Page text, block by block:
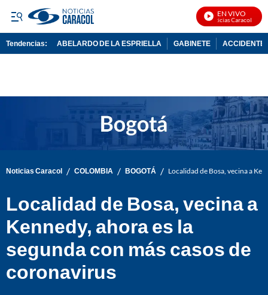
EN VIVO
Noticias Caracol En
Tendencias: ABELARDO DE LA ESPRIELLA GABINETE ACCIDENTE
Noticias Caracol / COLOMBIA / BOGOTÁ / Localidad de Bosa, vecina a
Localidad de Bosa, vecina a
Kennedy, ahora es la
segunda con más casos de
coronavirus